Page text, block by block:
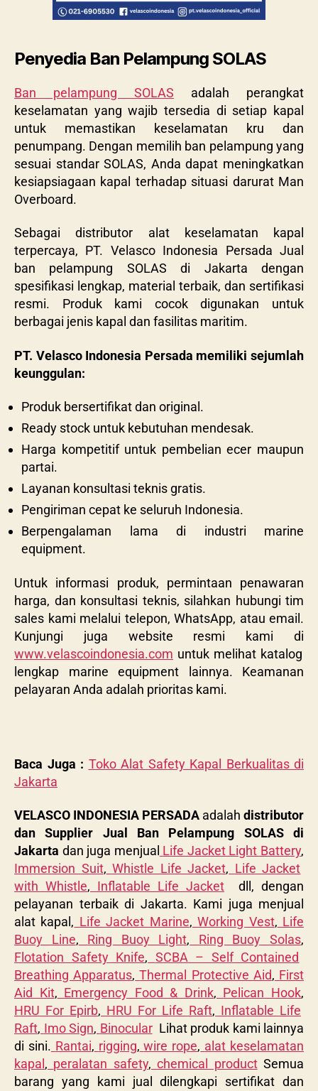
Penyedia Ban Pelampung SOLAS
Ban pelampung SOLAS adalah perangkat
keselamatan yang wajib tersedia di setiap kapal
untuk memastikan keselamatan kru dan
penumpang. Dengan memilih ban pelampung yang
sesuai standar SOLAS, Anda dapat meningkatkan
kesiapsiagaan kapal terhadap situasi darurat Man
Overboard.
Sebagai distributor alat keselamatan kapal
terpercaya, PT. Velasco Indonesia Persada Jual
ban pelampung SOLAS di Jakarta dengan
spesifikasi lengkap, material terbaik, dan sertifikasi
resmi. Produk kami cocok digunakan untuk
berbagai jenis kapal dan fasilitas maritim.
PT. Velasco Indonesia Persada memiliki sejumlah
keunggulan:
Produk bersertifikat dan original.
Ready stock untuk kebutuhan mendesak.
Harga kompetitif untuk pembelian ecer maupun
partai.
Layanan konsultasi teknis gratis.
Pengiriman cepat ke seluruh Indonesia.
Berpengalaman lama di industri marine
equipment.
Untuk informasi produk, permintaan penawaran
harga, dan konsultasi teknis, silahkan hubungi tim
sales kami melalui telepon, WhatsApp, atau email.
Kunjungi juga website resmi kami di
www.velascoindonesia.com untuk melihat katalog
lengkap marine equipment lainnya. Keamanan
pelayaran Anda adalah prioritas kami.
Baca Juga : Toko Alat Safety Kapal Berkualitas di
Jakarta
VELASCO INDONESIA PERSADA adalah distributor
dan Supplier Jual Ban Pelampung SOLAS di
Jakarta dan juga menjual Life Jacket Light Battery,
Immersion Suit, Whistle Life Jacket, Life Jacket
with Whistle, Inflatable Life Jacket dll, dengan
pelayanan terbaik di Jakarta. Kami juga menjual
alat kapal, Life Jacket Marine, Working Vest, Life
Buoy Line, Ring Buoy Light, Ring Buoy Solas,
Flotation Safety Knife, SCBA – Self Contained
Breathing Apparatus, Thermal Protective Aid, First
Aid Kit, Emergency Food & Drink, Pelican Hook,
HRU For Epirb, HRU For Life Raft, Inflatable Life
Raft, Imo Sign, BinocularLihat produk kami lainnya
di sini. Rantai, rigging, wire rope, alat keselamatan
kapal , peralatan safety, chemical productSemua
barang yang kami jual dilengkapi sertifikat dan